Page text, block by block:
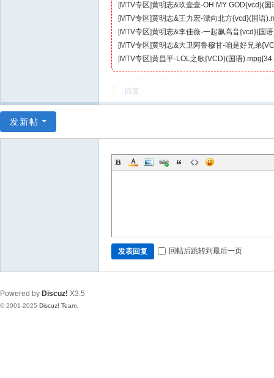
黄明志&玖壹壹-OH MY GOD{vcd}(
[MTV专区]
黄明志&王力宏-漂向北方{vcd}(国语
[MTV专区]
黄明志&李佳薇-一起飙高音{vcd}(国
[MTV专区]
黄明志&大卫阿鲁穆甘-咱是好兄弟
[MTV专区]
黄昌平-LOL之歌{VCD}(国语
[MTV专区]
回复
发新帖
发表回复 回帖后跳转到最后一页
Powered by Discuz! X3.5
© 2001-2025 Discuz! Team